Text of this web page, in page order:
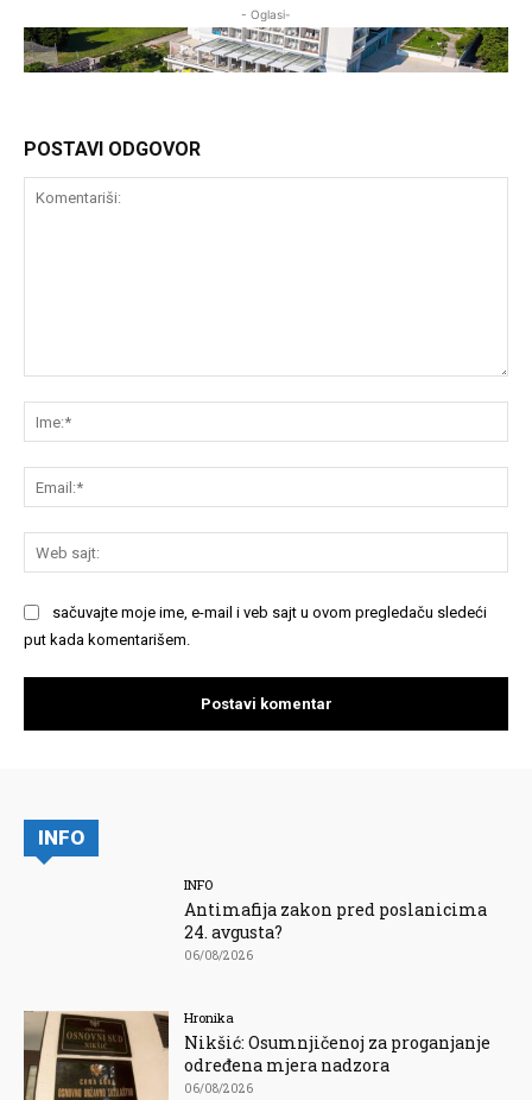
- Oglasi-
POSTAVI ODGOVOR
sačuvajte moje ime, e-mail i veb sajt u ovom pregledaču sledeći
put kada komentarišem.
INFO
INFO
Antimafija zakon pred poslanicima
24. avgusta?
06/08/2026
Hronika
Nikšić: Osumnjičenoj za proganjanje
određena mjera nadzora
06/08/2026